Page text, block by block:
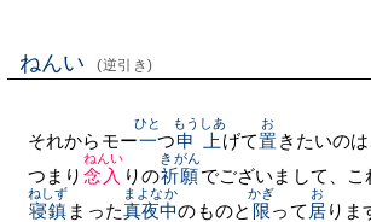
ねんい (逆引き)
それからモー一
ひと
つ申上
もうしあ
げて置
お
きたいの
つまり 念入
ねんい
りの祈願
きがん
でございまして、こ
寝鎮
ねしず
まった真夜中
まよなか
のものと 限
かぎ
って 居
お
りま